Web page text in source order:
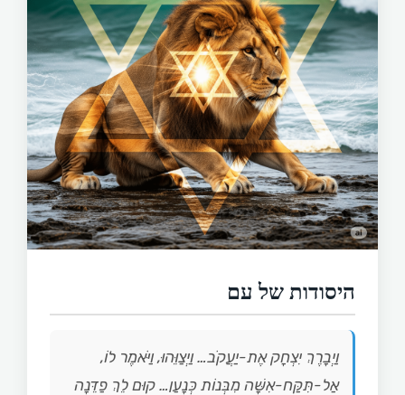
היסודות של עם
וַיְבָרֶךְ יִצְחָק אֶת-יַעֲקֹב… וַיְצַוֵּהוּ, וַיֹּאמֶר לוֹ,
אַל-תִּקַּח-אִשָּׁה מִבְּנוֹת כְּנָעַן… קוּם לֵךְ פַדֵּנָה